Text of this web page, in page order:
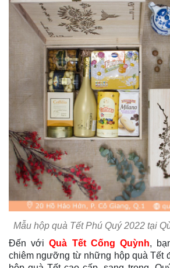
Mẫu hộp quà Tết Phú Quý 2022 tại
Đến vớiQuà Tết Cống Quỳnh,
chiêm ngưỡng từ những hộp quà Tết